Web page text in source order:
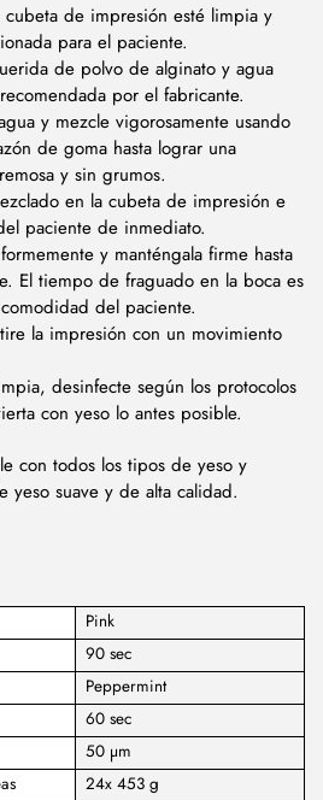
de impresión esté limpia y
para el paciente.
de polvo de alginato y agua
por el fabricante.
y mezcle vigorosamente usando
de goma hasta lograr una
y sin grumos.
en la cubeta de impresión e
paciente de inmediato.
y manténgala firme hasta
El tiempo de fraguado en la boca es
del paciente.
la impresión con un movimiento
desinfecte según los protocolos
con yeso lo antes posible.
con todos los tipos de yeso y
yeso suave y de alta calidad.
Pink
90 sec
Peppermint
60 sec
50 µm
24x 453 g